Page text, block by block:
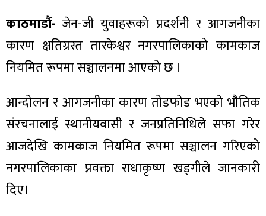
काठमाडौं- जेन-जी युवाहरूको प्रदर्शनी र आगजनीका
कारण क्षतिग्रस्त तारकेश्वर नगरपालिकाको कामकाज
नियमित रूपमा सञ्चालनमा आएको छ ।
आन्दोलन र आगजनीका कारण तोडफोड भएको भौतिक
संरचनालाई स्थानीयवासी र जनप्रतिनिधिले सफा गरेर
आजदेखि कामकाज नियमित रूपमा सञ्चालन गरिएको
नगरपालिकाका प्रवक्ता राधाकृष्ण खड्गीले जानकारी
दिए।